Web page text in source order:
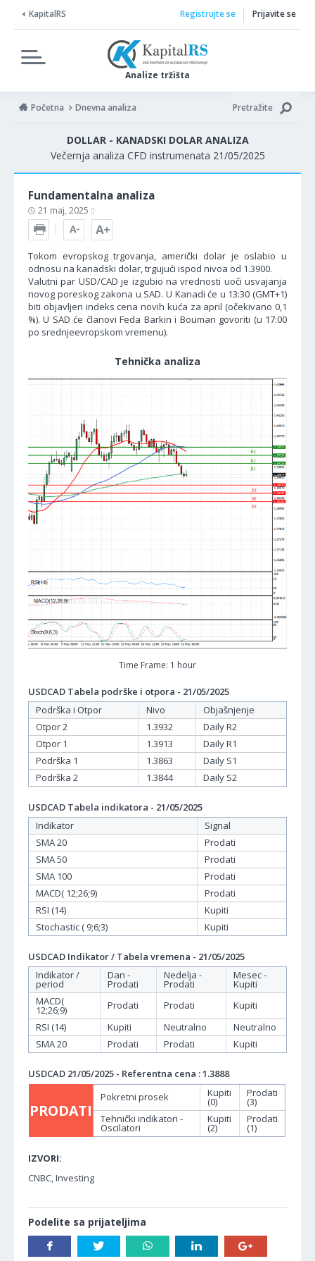
KapitalRS
Analize tržišta
Registrujte se Prijavite se
Početna Dnevna analiza Pretražite
DOLLAR - KANADSKI DOLAR ANALIZA
Večernja analiza CFD instrumenata 21/05/2025
Fundamentalna analiza
21 maj, 2025
Tokom evropskog trgovanja, američki dolar je oslabio u
odnosu na kanadski dolar, trgujući ispod nivoa od 1.3900.
Valutni par USD/CAD je izgubio na vrednosti uoči usvajanja
novog poreskog zakona u SAD. U Kanadi će u 13:30 (GMT+1)
biti objavljen indeks cena novih kuća za april (očekivano 0,1
%). U SAD će članovi Feda Barkin i Bouman govoriti (u 17:00
po srednjeevropskom vremenu).
Tehnička analiza
Time Frame: 1 hour
USDCAD Tabela podrške i otpora - 21/05/2025
Podrška i Otpor
Nivo
Objašnjenje
Otpor 2
1.3932
Daily R2
Otpor 1
1.3913
Daily R1
Podrška 1
1.3863
Daily S1
Podrška 2
1.3844 Daily S2
USDCAD Tabela indikatora - 21/05/2025
Indikator
Signal
SMA 20
Prodati
SMA 50
Prodati
SMA 100
Prodati
MACD( 12;26;9)
Prodati
RSI (14)
Kupiti
Stochastic ( 9;6;3)
Kupiti
USDCAD Indikator / Tabela vremena - 21/05/2025
Indikator /
period
Dan -
Prodati
Nedelja -
Prodati
Mesec -
Kupiti
MACD(
12;26;9) Prodati Prodati
Kupiti
RSI (14)
Kupiti Neutralno
Neutralno
SMA 20
Prodati Prodati Kupiti
USDCAD 21/05/2025 - Referentna cena : 1.3888
PRODATI
Pokretni prosek Kupiti
(0)
Prodati
(3)
Tehnički indikatori -
Oscilatori
Kupiti
(2)
Prodati
(1)
IZVORI:
CNBC, Investing
Podelite sa prijateljima